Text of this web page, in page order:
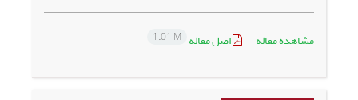
مشاهده مقاله اصل مقاله 1.01 M